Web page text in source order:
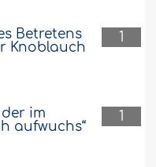
1
Betretens
Knoblauch
1
im
aufwuchs“